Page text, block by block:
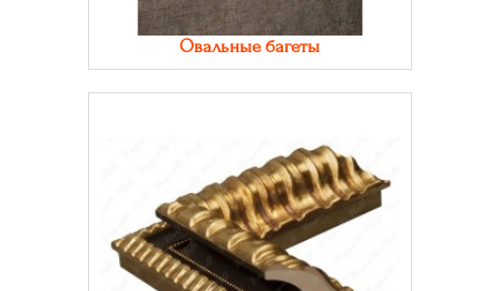
Овальные багеты